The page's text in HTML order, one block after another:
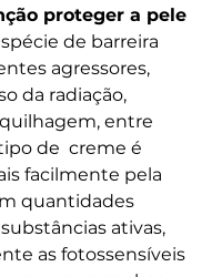
proteger a pele
de barreira
agressores,
da radiação,
entre
de  creme é
facilmente pela
quantidades
ativas,
as fotossensíveis